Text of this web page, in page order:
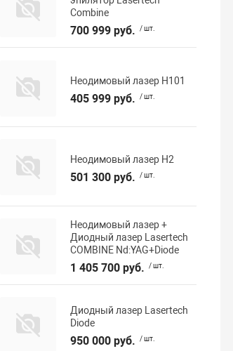
Сombine
700 999 руб. / шт.
Неодимовый лазер H101
405 999 руб. / шт.
Неодимовый лазер H2
501 300 руб. / шт.
Неодимовый лазер +
Диодный лазер Lasertech
COMBINE Nd:YAG+Diode
1 405 700 руб. / шт.
Диодный лазер Lasertech
Diode
950 000 руб. / шт.